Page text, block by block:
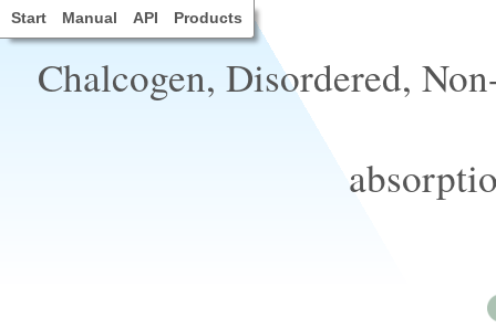
Start Manual API Products
Chalcogen, Disordered,